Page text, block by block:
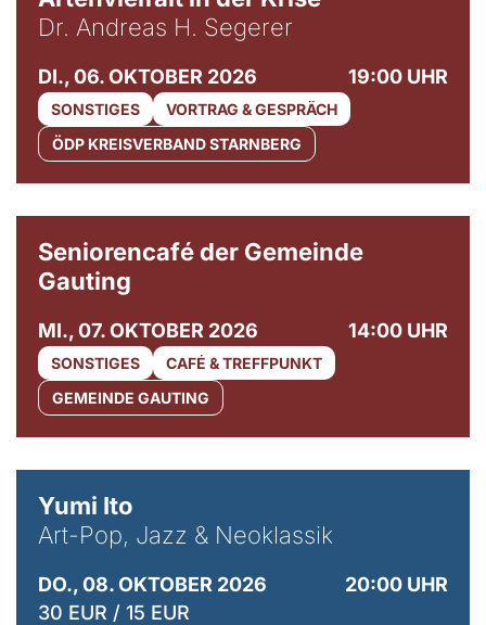
Dr. Andreas H. Segerer
DI., 06. OKTOBER 2026 19:00 UHR
SONSTIGES
VORTRAG & GESPRÄCH
ÖDP KREISVERBAND STARNBERG
Seniorencafé der Gemeinde
Gauting
MI., 07. OKTOBER 2026 14:00 UHR
SONSTIGES
CAFÉ & TREFFPUNKT
GEMEINDE GAUTING
Yumi Ito
Art-Pop, Jazz & Neoklassik
DO., 08. OKTOBER 2026
20:00 UHR
30 EUR / 15 EUR